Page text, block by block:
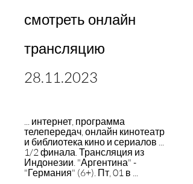
смотреть онлайн
трансляцию
28.11.2023
... интернет, программа
телепередач, онлайн кинотеатр
и библиотека кино и сериалов ...
1/2 финала. Трансляция из
Индонезии. "Аргентина" -
"Германия" (6+). Пт, 01 в ...